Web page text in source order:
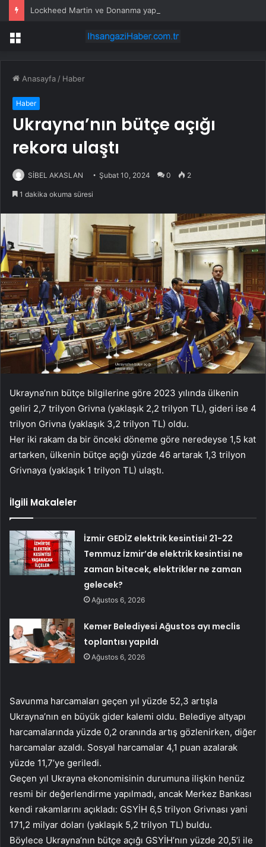
Menü
Anasayfa / Haber
Haber
Ukrayna’nın bütçe açığı
rekora ulaştı
SİBEL AKASLAN Şubat 10, 2024 0 2
1 dakika okuma süresi
Ukrayna’nın bütçe bilgilerine göre 2023 yılında ülkenin
geliri 2,7 trilyon Grivna (yaklaşık 2,2 trilyon TL), gideri ise 4
trilyon Grivna (yaklaşık 3,2 trilyon TL) oldu.
Her iki rakam da bir önceki döneme göre neredeyse 1,5 kat
artarken, ülkenin bütçe açığı yüzde 46 artarak 1,3 trilyon
Grivnaya (yaklaşık 1 trilyon TL) ulaştı.
İlgili Makaleler
İzmir GEDİZ elektrik kesintisi! 21-22
Temmuz İzmir’de elektrik kesintisi ne
zaman bitecek, elektrikler ne zaman
gelecek?
Ağustos 6, 2026
Kemer Belediyesi Ağustos ayı meclis
toplantısı yapıldı
Ağustos 6, 2026
Savunma harcamaları geçen yıl yüzde 52,3 artışla
Ukrayna’nın en büyük gider kalemi oldu. Belediye altyapı
harcamalarında yüzde 0,2 oranında artış gözlenirken, diğer
harcamalar azaldı. Sosyal harcamalar 4,1 puan azalarak
yüzde 11,7’ye geriledi.
Geçen yıl Ukrayna ekonomisinin durumuna ilişkin henüz
resmi bir değerlendirme yapılmadı, ancak Merkez Bankası
kendi rakamlarını açıkladı: GSYİH 6,5 trilyon Grivnası yani
171,2 milyar doları (yaklaşık 5,2 trilyon TL) buldu.
Böylece Ukrayna’nın bütçe açığı GSYİH’nın yüzde 20,5’i ile